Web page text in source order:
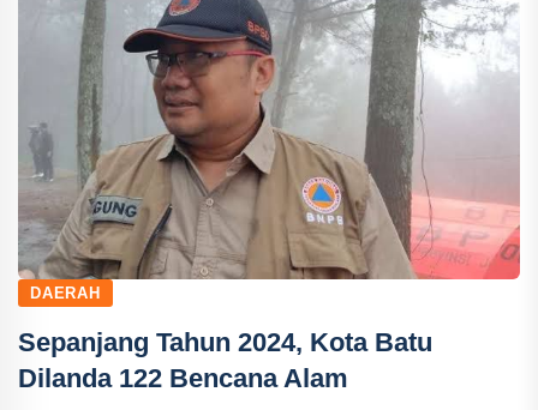
DAERAH
Sepanjang Tahun 2024, Kota Batu
Dilanda 122 Bencana Alam